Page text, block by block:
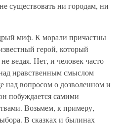
существовать ни городам, ни
миф. К морали причастны
герой, который
ведая. Нет, и человек часто
нравственным смыслом
над вопросом о дозволенном и
побуждается самими
Возьмем, к примеру,
В сказках и былинах